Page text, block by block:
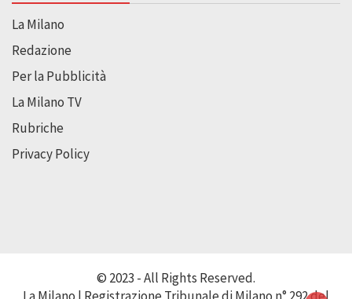
La Milano
Redazione
Per la Pubblicità
La Milano TV
Rubriche
Privacy Policy
© 2023 - All Rights Reserved.